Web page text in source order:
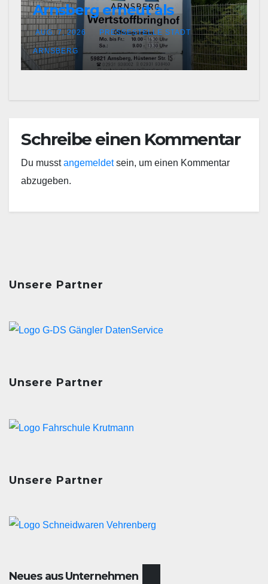
Arnsberg erneut als
Entsorgungsfachbetrieb
zertifiziert
AUG. 7, 2026 PRESSESTELLE STADT
ARNSBERG
Schreibe einen Kommentar
Du musstangemeldetsein, um einen Kommentar
abzugeben.
Unsere Partner
Unsere Partner
Unsere Partner
Neues aus Unternehmen